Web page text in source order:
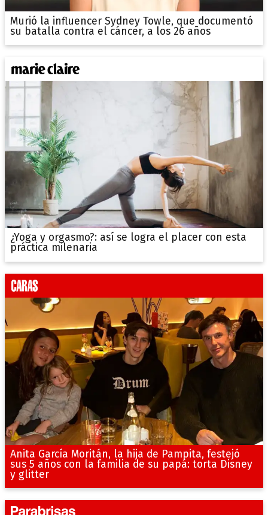
Murió la influencer Sydney Towle, que documentó
su batalla contra el cáncer, a los 26 años
¿Yoga y orgasmo?: así se logra el placer con esta
práctica milenaria
Anita García Moritán, la hija de Pampita, festejó
sus 5 años con la familia de su papá: torta Disney
y glitter